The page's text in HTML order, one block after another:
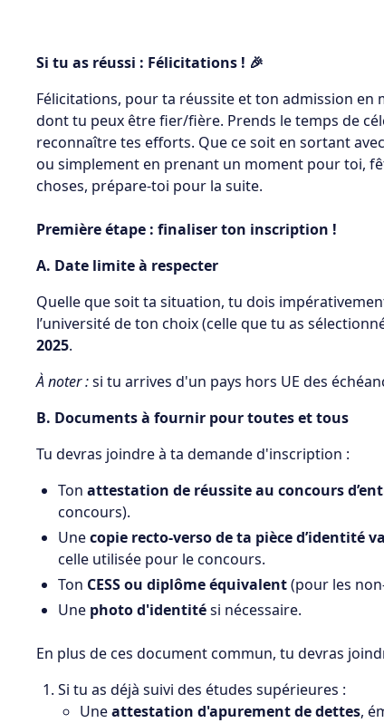
Si tu as réussi : Félicitations ! 🎉
Félicitations, pour ta réussite et ton admission en
dont tu peux être fier/fière. Prends le temps de
reconnaître tes efforts. Que ce soit en sortant
ou simplement en prenant un moment pour toi,
choses, prépare-toi pour la suite.
Première étape : finaliser ton inscription !
A. Date limite à respecter
Quelle que soit ta situation, tu dois
l’université de ton choix (celle que tu as
2025.
À noter :si tu arrives d'un pays hors UE des
B. Documents à fournir pour toutes et tous
Tu devras joindre à ta demande d'inscription :
Ton attestation de réussite au concours
concours).
Unecopie recto-verso de ta pièce d’identité
celle utilisée pour le concours.
Ton CESS ou diplôme équivalent(pour les
Une photo d'identitési nécessaire.
En plus de ces document commun, tu devras
Si tu as déjà suivi des études supérieures :
Uneattestation d'apurement de dettes,